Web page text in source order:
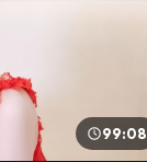
99:08